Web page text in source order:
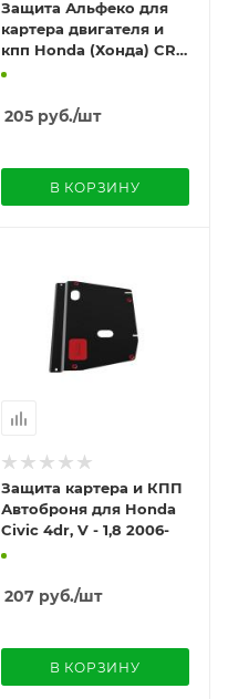
Защита Альфеко для
картера двигателя и
кпп Honda (Хонда) CR-
V; V- 2,0 (2012-2014-)
205руб./шт
В КОРЗИНУ
Защита картера и КПП
Автоброня для Honda
Civic 4dr, V - 1,8 2006-
207руб./шт
В КОРЗИНУ